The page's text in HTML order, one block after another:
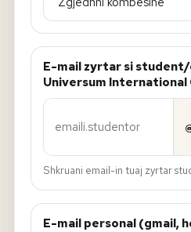
E-mail zyrtar si student/
Universum International
Shkruani email-in tuaj zyrtar
E-mail personal (gmail,